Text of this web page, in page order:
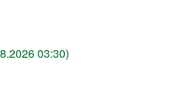
03:30)